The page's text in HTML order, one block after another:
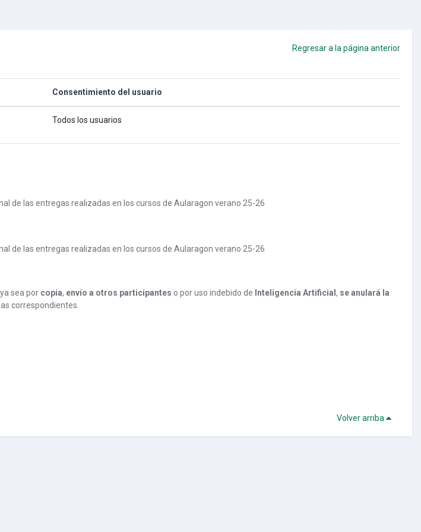
Regresar a la página anterior
Consentimiento del usuario
Todos los usuarios
de las entregas realizadas en los cursos de Aularagon verano 25-26
de las entregas realizadas en los cursos de Aularagon verano 25-26
sea por copia, envío a otros participantes o por uso indebido de Inteligencia Artificial , se anulará la
correspondientes.
Volver arriba